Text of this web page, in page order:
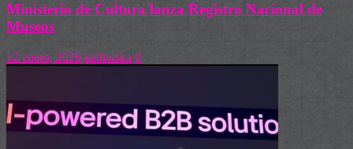
Ministerio de Cultura lanza Registro Nacional de
Museos
12 enero, 2026 kathiuska 0